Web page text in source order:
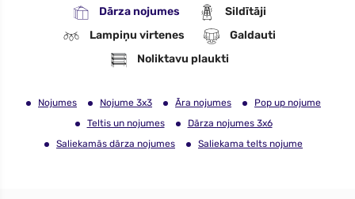
Dārza nojumes
Sildītāji
Lampiņu virtenes
Galdauti
Noliktavu plaukti
Nojumes Nojume 3x3 Āra nojumes
Pop up nojume
Teltis un nojumes
Dārza nojumes 3x6
Saliekamās dārza nojumes
Saliekama telts nojume